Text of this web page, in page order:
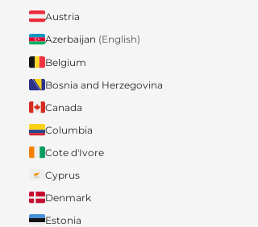
Austria
Azerbaijan (English)
Belgium
Bosnia and Herzegovina
Canada
Columbia
Cote d'Ivore
Cyprus
Denmark
Estonia